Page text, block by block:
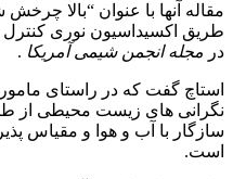
مقاله آنها با عنوان “بالا
طریق اکسیداسیون نوری کنترل
در مجله انجمن شیمی آمریکا .
استاچ گفت که در راستای
نگرانی های زیست محیطی از
سازگار با آب و هوا و مقیاس
است.